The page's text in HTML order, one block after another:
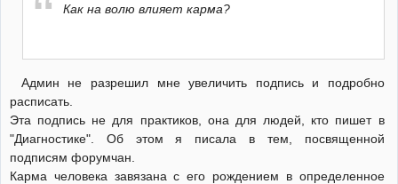
Как на волю влияет карма?
Админ не разрешил мне увеличить подпись и подробно
расписать.
Эта подпись не для практиков, она для людей, кто пишет в
"Диагностике". Об этом я писала в тем, посвященной
подписям форумчан.
Карма человека завязана с его рождением в определенное